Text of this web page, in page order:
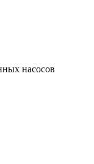
насосов